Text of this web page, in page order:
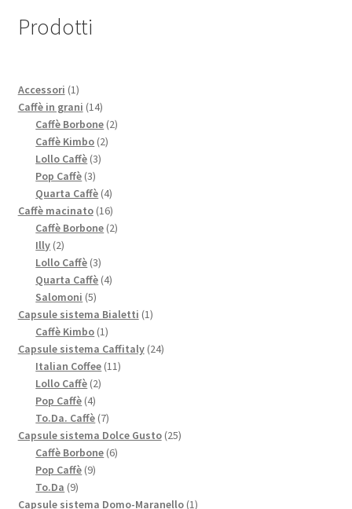
Prodotti
Accessori 11
prodotto
Caffè in grani 1414
prodotti
Caffè Borbone 22
Caffè Kimbo 22
Lollo Caffè 33
Pop Caffè 33
prodotti
Quarta Caffè 44
prodotti
Caffè macinato 1616
prodotti
Caffè Borbone 22
Illy 22
prodotti
Lollo Caffè 33
prodotti
Quarta Caffè 44
Salomoni 55
prodotti
Capsule sistema Bialetti 11
Caffè Kimbo 11
prodotto
Capsule sistema Caffitaly 2424
Italian Coffee 1111
Lollo Caffè 22
Pop Caffè 44
prodotti
To.Da. Caffè 77
prodotti
Capsule sistema Dolce Gusto 2525
Caffè Borbone 66
Pop Caffè 99
To.Da 99
prodotti
Capsule sistema Domo-Maranello 11